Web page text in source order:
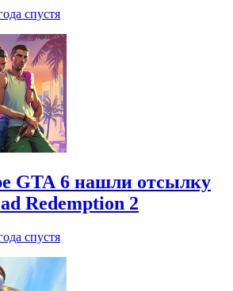
спустя
GTA 6 нашли отсылку
Redemption 2
спустя